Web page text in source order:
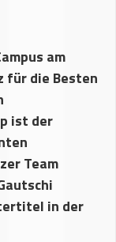
am
für die Besten
ist der
Team
in der